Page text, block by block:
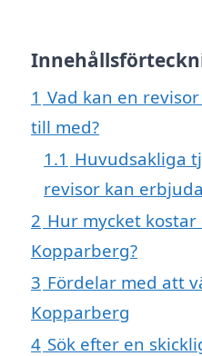
1 Vad kan en
till med?
1.1 Huvudsakliga
revisor kan erbjuda
2 Hur mycket
Kopparberg?
3 Fördelar med att
Kopparberg
4 Sök efter en